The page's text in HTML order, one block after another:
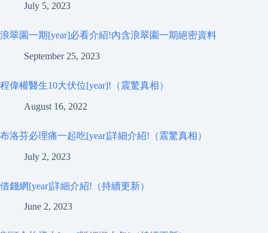
July 5, 2023
浪翠園一期[year]必看介紹!內含浪翠園一期絕密資料
September 25, 2023
程偉權醫生10大伏位[year]!（震驚真相）
August 16, 2022
布洛芬必理痛一起吃[year]詳細介紹!（震驚真相）
July 2, 2023
借錢網[year]詳細介紹!（持續更新）
June 2, 2023